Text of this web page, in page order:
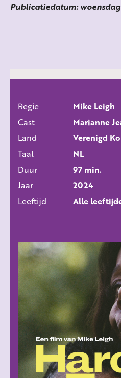
Publicatiedatum:
ALLE
Regie
Mike Leigh
Cast
Marianne
Land
Verenigd
Taal
NL
Duur
97 min.
Jaar
2024
Leeftijd
Alle